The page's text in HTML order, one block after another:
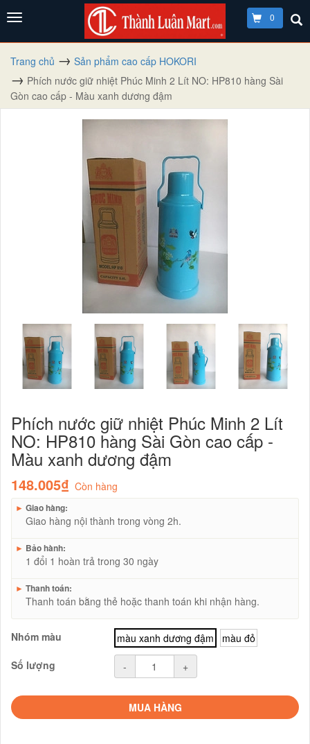
0
Trang chủ
Sản phẩm cao cấp HOKORI
Phích nước giữ nhiệt Phúc Minh 2 Lít NO: HP810 hàng Sài
Gòn cao cấp - Màu xanh dương đậm
Phích nước giữ nhiệt Phúc Minh 2 Lít
NO: HP810 hàng Sài Gòn cao cấp -
Màu xanh dương đậm
148.005₫ Còn hàng
► Giao hàng:
Giao hàng nội thành trong vòng 2h.
► Bảo hành:
1 đổi 1 hoàn trả trong 30 ngày
► Thanh toán:
Thanh toán bằng thẻ hoặc thanh toán khi nhận hàng.
Nhóm màu màu xanh dương đậm
màu đỏ
Số lượng
- +
MUA HÀNG